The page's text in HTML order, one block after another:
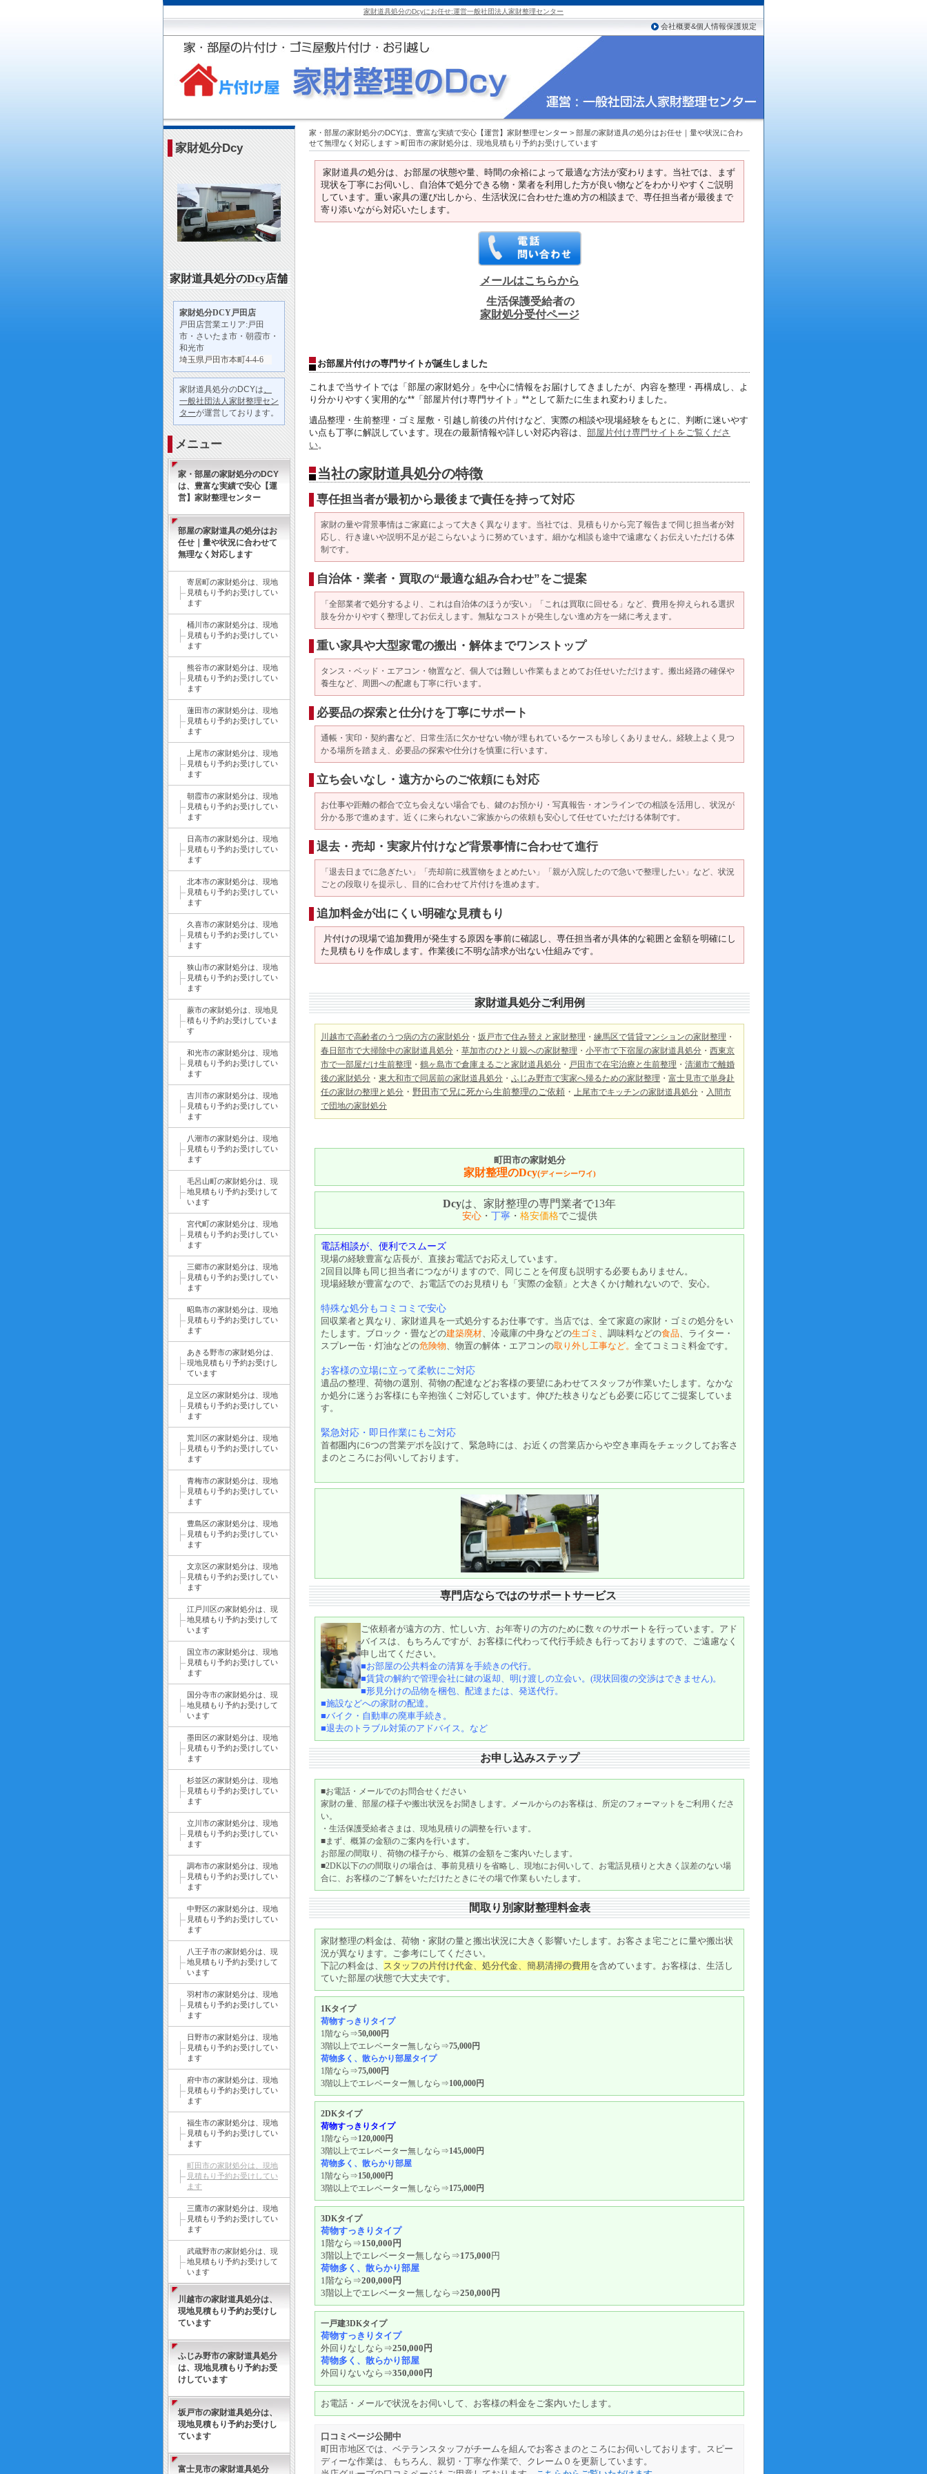
家財道具処分のDcyにお任せ:運営一般社団法人家財整理センター
会社概要&個人情報保護規定
家財処分Dcy
家財道具処分のDcy店舗
家財処分DCY戸田店
戸田店営業エリア:戸田
市・さいたま市・朝霞市・
和光市
埼玉県戸田市本町4-4-6
家財道具処分のDCYは、
一般社団法人家財整理セン
ターが運営しております。
メニュー
家・部屋の家財処分のDCY
は、豊富な実績で安心【運
営】家財整理センター
部屋の家財道具の処分はお
任せ｜量や状況に合わせて
無理なく対応します
寄居町の家財処分は、現地
見積もり予約お受けしてい
ます
桶川市の家財処分は、現地
見積もり予約お受けしてい
ます
熊谷市の家財処分は、現地
見積もり予約お受けしてい
ます
蓮田市の家財処分は、現地
見積もり予約お受けしてい
ます
上尾市の家財処分は、現地
見積もり予約お受けしてい
ます
朝霞市の家財処分は、現地
見積もり予約お受けしてい
ます
日高市の家財処分は、現地
見積もり予約お受けしてい
ます
北本市の家財処分は、現地
見積もり予約お受けしてい
ます
久喜市の家財処分は、現地
見積もり予約お受けしてい
ます
狭山市の家財処分は、現地
見積もり予約お受けしてい
ます
蕨市の家財処分は、現地見
積もり予約お受けしていま
す
和光市の家財処分は、現地
見積もり予約お受けしてい
ます
吉川市の家財処分は、現地
見積もり予約お受けしてい
ます
八潮市の家財処分は、現地
見積もり予約お受けしてい
ます
毛呂山町の家財処分は、現
地見積もり予約お受けして
います
宮代町の家財処分は、現地
見積もり予約お受けしてい
ます
三郷市の家財処分は、現地
見積もり予約お受けしてい
ます
昭島市の家財処分は、現地
見積もり予約お受けしてい
ます
あきる野市の家財処分は、
現地見積もり予約お受けし
ています
足立区の家財処分は、現地
見積もり予約お受けしてい
ます
荒川区の家財処分は、現地
見積もり予約お受けしてい
ます
青梅市の家財処分は、現地
見積もり予約お受けしてい
ます
豊島区の家財処分は、現地
見積もり予約お受けしてい
ます
文京区の家財処分は、現地
見積もり予約お受けしてい
ます
江戸川区の家財処分は、現
地見積もり予約お受けして
います
国立市の家財処分は、現地
見積もり予約お受けしてい
ます
国分寺市の家財処分は、現
地見積もり予約お受けして
います
墨田区の家財処分は、現地
見積もり予約お受けしてい
ます
杉並区の家財処分は、現地
見積もり予約お受けしてい
ます
立川市の家財処分は、現地
見積もり予約お受けしてい
ます
調布市の家財処分は、現地
見積もり予約お受けしてい
ます
中野区の家財処分は、現地
見積もり予約お受けしてい
ます
八王子市の家財処分は、現
地見積もり予約お受けして
います
羽村市の家財処分は、現地
見積もり予約お受けしてい
ます
日野市の家財処分は、現地
見積もり予約お受けしてい
ます
府中市の家財処分は、現地
見積もり予約お受けしてい
ます
福生市の家財処分は、現地
見積もり予約お受けしてい
ます
町田市の家財処分は、現地
見積もり予約お受けしてい
ます
三鷹市の家財処分は、現地
見積もり予約お受けしてい
ます
武蔵野市の家財処分は、現
地見積もり予約お受けして
います
川越市の家財道具処分は、
現地見積もり予約お受けし
ています
ふじみ野市の家財道具処分
は、現地見積もり予約お受
けしています
坂戸市の家財道具処分は、
現地見積もり予約お受けし
ています
富士見市の家財道具処分
家・部屋の家財処分のDCYは、豊富な実績で安心【運営】家財整理センター > 部屋の家財道具の処分はお任せ｜量や状況に合わ
せて無理なく対応します > 町田市の家財処分は、現地見積もり予約お受けしています
家財道具の処分は、お部屋の状態や量、時間の余裕によって最適な方法が変わります。当社では、まず
現状を丁寧にお伺いし、自治体で処分できる物・業者を利用した方が良い物などをわかりやすくご説明
しています。重い家具の運び出しから、生活状況に合わせた進め方の相談まで、専任担当者が最後まで
寄り添いながら対応いたします。
メールはこちらから
生活保護受給者の
家財処分受付ページ
お部屋片付けの専門サイトが誕生しました
これまで当サイトでは「部屋の家財処分」 を中心に情報をお届けしてきましたが、内容を整理・再構成し、 よ
り分かりやすく実用的な**「部屋片付け専門サイト」**として新たに生まれ変わりました。
遺品整理・生前整理・ゴミ屋敷・引越し前後の片付けなど、 実際の相談や現場経験をもとに、 判断に迷いやす
い点も丁寧に解説しています。 現在の最新情報や詳しい対応内容は、 部屋片付け専門サイトをご覧くださ
い。
当社の家財道具処分の特徴
専任担当者が最初から最後まで責任を持って対応
家財の量や背景事情はご家庭によって大きく異なります。当社では、見積もりから完了報告まで同じ担当者が対
応し、行き違いや説明不足が起こらないように努めています。細かな相談も途中で遠慮なくお伝えいただける体
制です。
自治体・業者・買取の“最適な組み合わせ”をご提案
「全部業者で処分するより、これは自治体のほうが安い」「これは買取に回せる」など、費用を抑えられる選択
肢を分かりやすく整理してお伝えします。無駄なコストが発生しない進め方を一緒に考えます。
重い家具や大型家電の搬出・解体までワンストップ
タンス・ベッド・エアコン・物置など、個人では難しい作業もまとめてお任せいただけます。搬出経路の確保や
養生など、周囲への配慮も丁寧に行います。
必要品の探索と仕分けを丁寧にサポート
通帳・実印・契約書など、日常生活に欠かせない物が埋もれているケースも珍しくありません。経験上よく見つ
かる場所を踏まえ、必要品の探索や仕分けを慎重に行います。
立ち会いなし・遠方からのご依頼にも対応
お仕事や距離の都合で立ち会えない場合でも、鍵のお預かり・写真報告・オンラインでの相談を活用し、状況が
分かる形で進めます。近くに来られないご家族からの依頼も安心して任せていただける体制です。
退去・売却・実家片付けなど背景事情に合わせて進行
「退去日までに急ぎたい」「売却前に残置物をまとめたい」「親が入院したので急いで整理したい」など、状況
ごとの段取りを提示し、目的に合わせて片付けを進めます。
追加料金が出にくい明確な見積もり
片付けの現場で追加費用が発生する原因を事前に確認し、専任担当者が具体的な範囲と金額を明確にし
た見積もりを作成します。作業後に不明な請求が出ない仕組みです。
家財道具処分ご利用例
川越市で高齢者のうつ病の方の家財処分 ・ 坂戸市で住み替えと家財整理 ・ 練馬区で賃貸マンションの家財整理 ・
春日部市で大掃除中の家財道具処分 ・ 草加市のひとり親への家財整理 ・ 小平市で下宿屋の家財道具処分 ・ 西東京
市で一部屋だけ生前整理 ・ 鶴ヶ島市で倉庫まるごと家財道具処分 ・ 戸田市で在宅治療と生前整理 ・ 清瀬市で離婚
後の家財処分 ・ 東大和市で同居前の家財道具処分 ・ ふじみ野市で実家へ帰るための家財整理 ・ 富士見市で単身赴
任の家財の整理と処分 ・ 野田市で兄に死から生前整理のご依頼 ・ 上尾市でキッチンの家財道具処分 ・ 入間市
で団地の家財処分
町田市の家財処分
家財整理のDcy(ディーシーワイ)
Dcyは、家財整理の専門業者で13年
安心・ 丁寧・ 格安価格でご提供
電話相談が、便利でスムーズ
現場の経験豊富な店長が、直接お電話でお応えしています。
2回目以降も同じ担当者につながりますので、同じことを何度も説明する必要もありません。
現場経験が豊富なので、お電話でのお見積りも「実際の金額」と大きくかけ離れないので、安心。
特殊な処分もコミコミで安心
回収業者と異なり、家財道具を一式処分するお仕事です。当店では、全て家庭の家財・ゴミの処分をい
たします。ブロック・畳などの建築廃材、冷蔵庫の中身などの生ゴミ 、調味料などの食品、ライター・
スプレー缶・灯油などの危険物、物置の解体・エアコンの取り外し工事など。 全てコミコミ料金です。
お客様の立場に立って柔軟にご対応
遺品の整理、荷物の選別、荷物の配達などお客様の要望にあわせてスタッフが作業いたします。なかな
か処分に迷うお客様にも辛抱強くご対応しています。伸びた枝きりなども必要に応じてご提案していま
す。
緊急対応・即日作業にもご対応
首都圏内に6つの営業デポを設けて、緊急時には、お近くの営業店からや空き車両をチェックしてお客さ
まのところにお伺いしております。
専門店ならではのサポートサービス
ご依頼者が遠方の方、忙しい方、お年寄りの方のために数々のサポートを行っています。アド
バイスは、もちろんですが、お客様に代わって代行手続きも行っておりますので、ご遠慮なく
申し出てください。
■お部屋の公共料金の清算を手続きの代行。
■賃貸の解約で管理会社に鍵の返却、明け渡しの立会い。(現状回復の交渉はできません)。
■形見分けの品物を梱包、配達または、発送代行。
■施設などへの家財の配達。
■バイク・自動車の廃車手続き。
■退去のトラブル対策のアドバイス。など
お申し込みステップ
■お電話・メールでのお問合せください
家財の量、部屋の様子や搬出状況をお聞きします。メールからのお客様は、所定のフォーマットをご利用くださ
い。
・生活保護受給者さまは、現地見積りの調整を行います。
■まず、概算の金額のご案内を行います。
お部屋の間取り、荷物の様子から、概算の金額をご案内いたします。
■2DK以下のの間取りの場合は、事前見積りを省略し、現地にお伺いして、お電話見積りと大きく誤差のない場
合に、お客様のご了解をいただけたときにその場で作業もいたします。
間取り別家財整理料金表
家財整理の料金は、荷物・家財の量と搬出状況に大きく影響いたします。お客さま宅ごとに量や搬出状
況が異なります。ご参考にしてください。
下記の料金は、 スタッフの片付け代金、処分代金、簡易清掃の費用 を含めています。お客様は、生活し
ていた部屋の状態で大丈夫です。
1Kタイプ
荷物すっきりタイプ
1階なら⇒50,000円
3階以上でエレベーター無しなら⇒75,000円
荷物多く、散らかり部屋タイプ
1階なら⇒75,000円
3階以上でエレベーター無しなら⇒100,000円
2DKタイプ
荷物すっきりタイプ
1階なら⇒120,000円
3階以上でエレベーター無しなら⇒145,000円
荷物多く、散らかり部屋
1階なら⇒150,000円
3階以上でエレベーター無しなら⇒175,000円
3DKタイプ
荷物すっきりタイプ
1階なら⇒150,000円
3階以上でエレベーター無しなら⇒175,000 円
荷物多く、散らかり部屋
1階なら⇒200,000円
3階以上でエレベーター無しなら⇒250,000円
一戸建3DKタイプ
荷物すっきりタイプ
外回りなしなら⇒250,000円
荷物多く、散らかり部屋
外回りないなら⇒350,000円
お電話・メールで状況をお伺いして、お客様の料金をご案内いたします。
口コミページ公開中
町田市地区では、ベテランスタッフがチームを組んでお客さまのところにお伺いしております。スピー
ディーな作業は、もちろん、親切・丁寧な作業で、クレーム０を更新しています。